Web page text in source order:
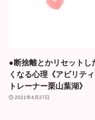
●断捨離とかリセットし
くなる心理《アビリティ
トレーナー栗山葉湖》
2021年4月27日